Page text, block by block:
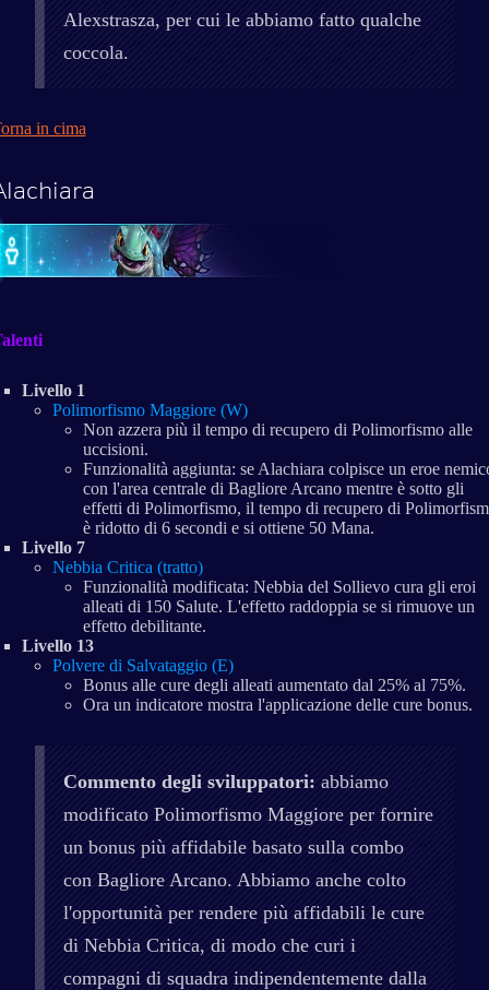
Alexstrasza, per cui le abbiamo fatto qualche
coccola.
in cima
Livello 1
Polimorfismo Maggiore (W)
Non azzera più il tempo di recupero di Polimorfismo alle
uccisioni.
Funzionalità aggiunta: se Alachiara colpisce un eroe
con l'area centrale di Bagliore Arcano mentre è sotto gli
effetti di Polimorfismo, il tempo di recupero di
è ridotto di 6 secondi e si ottiene 50 Mana.
Livello 7
Nebbia Critica (tratto)
Funzionalità modificata: Nebbia del Sollievo cura gli eroi
alleati di 150 Salute. L'effetto raddoppia se si rimuove un
effetto debilitante.
Livello 13
Polvere di Salvataggio (E)
Bonus alle cure degli alleati aumentato dal 25% al 75%.
Ora un indicatore mostra l'applicazione delle cure bonus.
Commento degli sviluppatori: abbiamo
modificato Polimorfismo Maggiore per fornire
un bonus più affidabile basato sulla combo
con Bagliore Arcano. Abbiamo anche colto
l'opportunità per rendere più affidabili le cure
di Nebbia Critica, di modo che curi i
compagni di squadra indipendentemente dalla